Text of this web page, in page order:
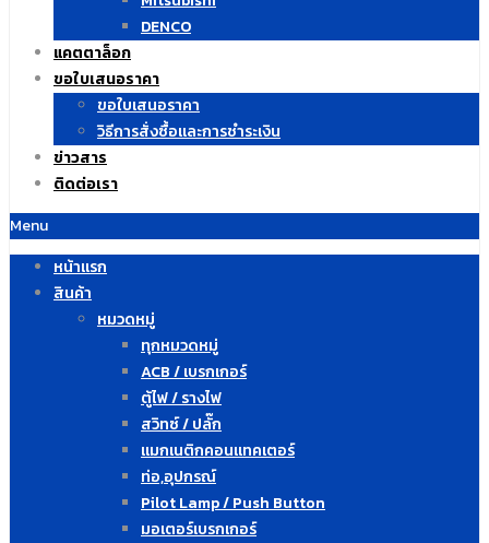
DENCO
แคตตาล็อก
ขอใบเสนอราคา
ขอใบเสนอราคา
วิธีการสั่งซื้อและการชำระเงิน
ข่าวสาร
ติดต่อเรา
Menu
หน้าแรก
สินค้า
หมวดหมู่
ทุกหมวดหมู่
ACB / เบรกเกอร์
ตู้ไฟ / รางไฟ
สวิทซ์ / ปลั๊ก
แมกเนติกคอนแทคเตอร์
ท่อ,อุปกรณ์
Pilot Lamp / Push Button
มอเตอร์เบรกเกอร์